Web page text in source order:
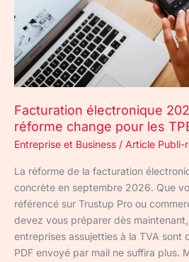
Facturation électronique
réforme change pour les
Entreprise et Business / Article Publi-
La réforme de la facturation
concrète en septembre 2026. Que
référencé sur Trustup Pro ou
devez vous préparer dès
entreprises assujetties à la TVA sont
PDF envoyé par mail ne suffira plus.
réforme
change
pour
les
TPE/PME